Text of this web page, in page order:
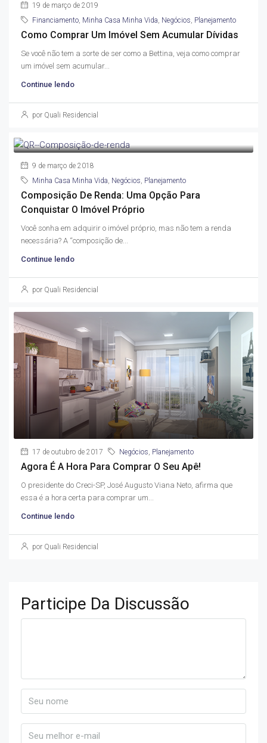
19 de março de 2019
Financiamento, Minha Casa Minha Vida, Negócios, Planejamento
Como Comprar Um Imóvel Sem Acumular Dívidas
Se você não tem a sorte de ser como a Bettina, veja como comprar
um imóvel sem acumular...
Continue lendo
por Quali Residencial
9 de março de 2018
Minha Casa Minha Vida Negócios Planejamento
Composição De Renda: Uma Opção Para
Conquistar O Imóvel Próprio
Você sonha em adquirir o imóvel próprio, mas não tem a renda
necessária? A “composição de...
Continue lendo
por Quali Residencial
17 de outubro de 2017 Negócios, Planejamento
Agora É A Hora Para Comprar O Seu Apê!
O presidente do Creci-SP, José Augusto Viana Neto, afirma que
essa é a hora certa para comprar um...
Continue lendo
por Quali Residencial
Participe Da Discussão